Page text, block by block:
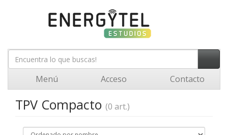
Menú Acceso Contacto
TPV Compacto (0 art.)